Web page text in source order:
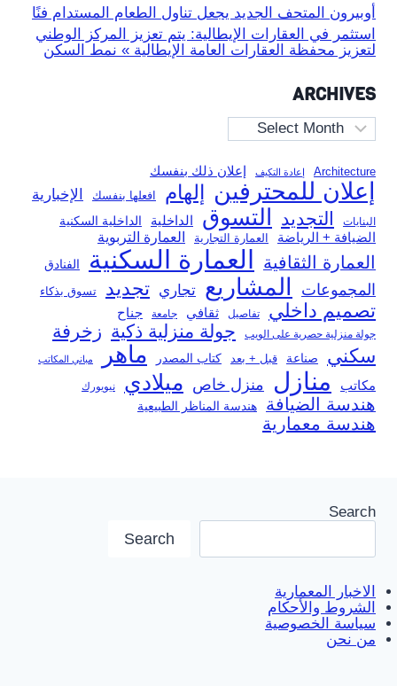
أوبيرون المتحف الجديد يجعل تناول الطعام المستدام فنًا
استثمر في العقارات الإيطالية: يتم تعزيز المركز الوطني
لتعزيز محفظة العقارات العامة الإيطالية » نمط السكن
ARCHIVES
Archives
Architecture إعادة التكيف إعلان ذلك بنفسك
إعلان للمحترفين إلهام افعلها بنفسك الإخبارية
البنايات التجديد التسوق الداخلية الداخلية السكنية
الضيافة + الرياضة العمارة التجارية العمارة التربوية
العمارة الثقافية العمارة السكنية الفنادق
المجموعات المشاريع تجاري تجديد تسوق بذكاء
تصميم داخلي تفاصيل ثقافي جامعة جناح
جولة منزلية حصرية على الويب جولة منزلية ذكية زخرفة
سكني صناعة قبل + بعد كتاب المصدر ماهر مباني المكاتب
مكاتب منازل منزل خاص ميلادي نيويورك
هندسة الضيافة هندسة المناظر الطبيعية
هندسة معمارية
Search
Search
الاخبار المعمارية
الشروط والأحكام
سياسة الخصوصية
من نحن